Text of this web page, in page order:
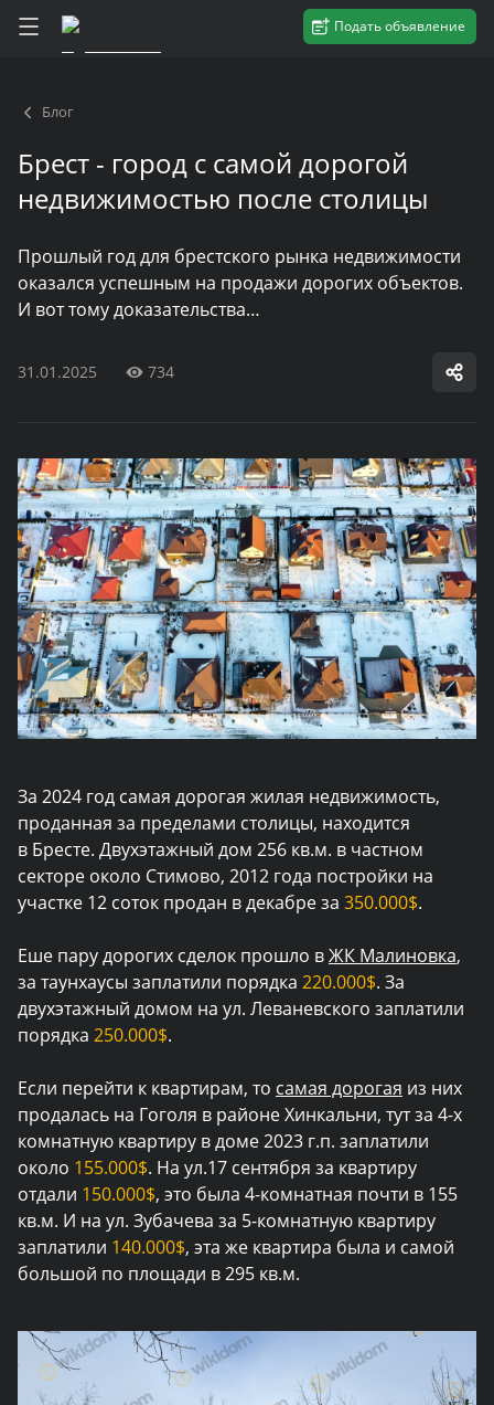
Подать объявление
Блог
Брест - город с самой дорогой
недвижимостью после столицы
Прошлый год для брестского рынка недвижимости
оказался успешным на продажи дорогих объектов.
И вот тому доказательства…
31.01.2025 734
За 2024 год самая дорогая жилая недвижимость,
проданная за пределами столицы, находится
в Бресте. Двухэтажный дом 256 кв.м. в частном
секторе около Стимово, 2012 года постройки на
участке 12 соток продан в декабре за 350.000$.
Еше пару дорогих сделок прошло вЖК Малиновка,
за таунхаусы заплатили порядка 220.000$. За
двухэтажный домом на ул. Леваневского заплатили
порядка 250.000$.
Если перейти к квартирам, то самая дорогая из них
продалась на Гоголя в районе Хинкальни, тут за 4-х
комнатную квартиру в доме 2023 г.п. заплатили
около 155.000$. На ул.17 сентября за квартиру
отдали 150.000$, это была 4-комнатная почти в 155
кв.м. И на ул. Зубачева за 5-комнатную квартиру
заплатили 140.000$, эта же квартира была и самой
большой по площади в 295 кв.м.